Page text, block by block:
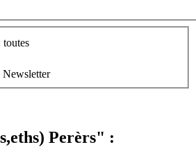
toutes
Newsletter
Perèrs" :